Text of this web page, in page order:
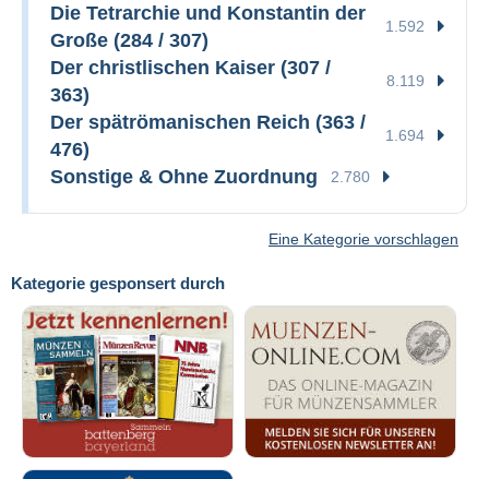
Kategorie gesponsert durch
Die Tetrarchie und Konstantin der
Große (284 / 307)
1.592
Der christlischen Kaiser (307 /
363)
8.119
Der spätrömanischen Reich (363 /
476)
1.694
Sonstige & Ohne Zuordnung 2.780
Eine Kategorie vorschlagen